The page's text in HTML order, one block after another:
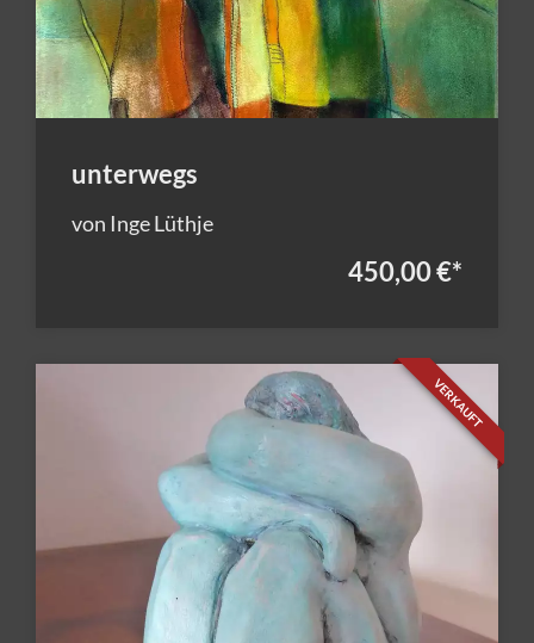
unterwegs
von Inge Lüthje
450,00 €*
VERKAUFT